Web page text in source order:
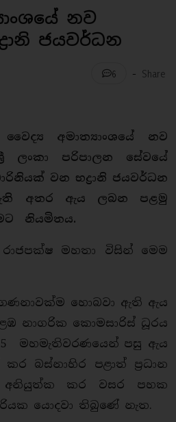
නව
ජයවර්ධන
6 - Share
අමාත්‍යාංශයේ නව
ලංකා පරිපාලන සේවයේ
වන භද්‍රානි ජයවර්ධන
අතර ඇය ලබන පළමු
නියමිතය.
මහතා විසින් මෙම
හොබවා ඇති ඇය
නාගරික කොමසාරිස් ධූරය
මහමැතිවරණයෙන් පසු ඇය
බස්නාහිර පළාත් ප්‍රධාන
අනියුත්ක කර වසර පහක
යොදවා තිබුණේ නැත.